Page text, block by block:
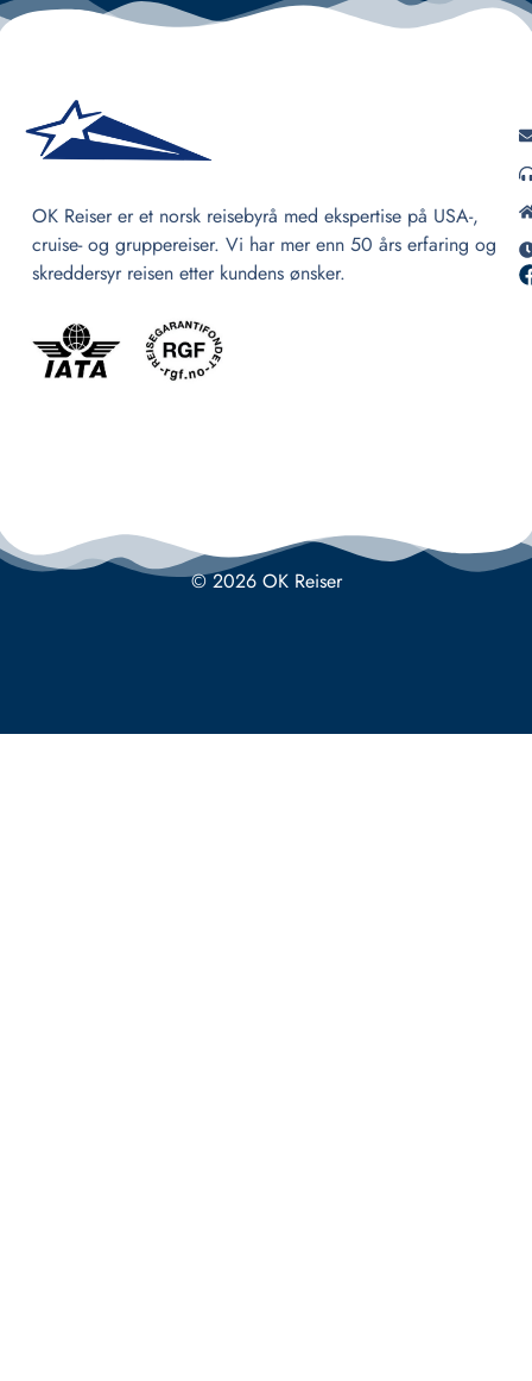
OK Reiser er et norsk reisebyrå med ekspertise på USA-,
cruise- og gruppereiser. Vi har mer enn 50 års erfaring og
skreddersyr reisen etter kundens ønsker.
© 2026 OK Reiser